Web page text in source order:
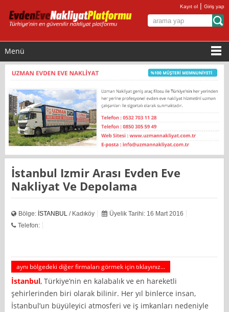
Kayıt ol |Giriş yap
Menü
Istanbul Izmir Arası Evden Eve
Nakliyat Ve Depolama
Bölge: İSTANBUL / Kadıköy
Üyelik Tarihi: 16 Mart 2016
Telefon:
aynı bölgedeki diğer firmaları görmek için tıklayınız...
İstanbul, Türkiye’nin en kalabalık ve en hareketli
şehirlerinden biri olarak bilinir. Her yıl binlerce insan,
İstanbul’un büyüleyici atmosferi ve iş imkanları nedeniyle